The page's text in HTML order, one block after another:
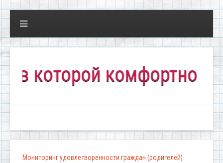
комфортно всем!"
Мониторинг удовлетворенности граждан (родителей)